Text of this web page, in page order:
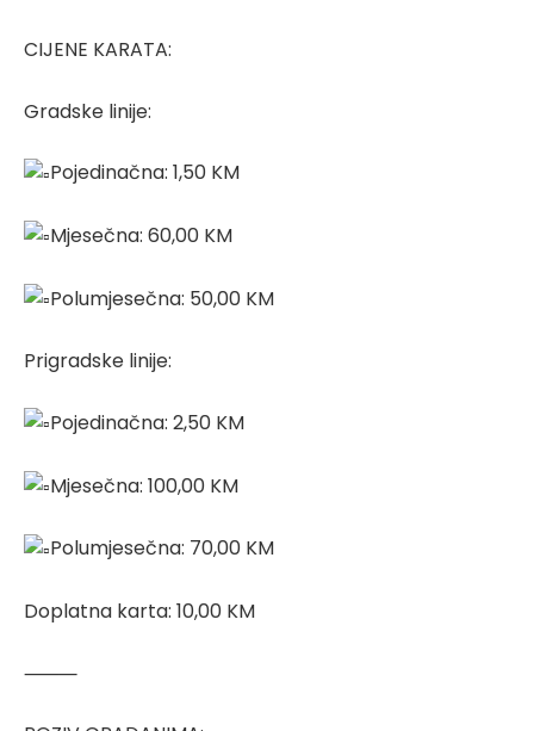
CIJENE KARATA:
Gradske linije:
Pojedinačna: 1,50 KM
Mjesečna: 60,00 KM
Polumjesečna: 50,00 KM
Prigradske linije:
Pojedinačna: 2,50 KM
Mjesečna: 100,00 KM
Polumjesečna: 70,00 KM
Doplatna karta: 10,00 KM
⸻